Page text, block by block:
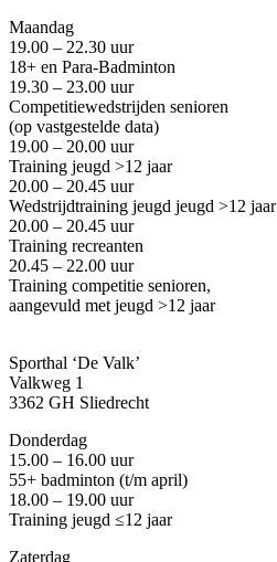
Maandag
19.00 – 22.30 uur
18+ en Para-Badminton
19.30 – 23.00 uur
Competitiewedstrijden senioren
(op vastgestelde data)
19.00 – 20.00 uur
Training jeugd >12 jaar
20.00 – 20.45 uur
Wedstrijdtraining jeugd jeugd >12 jaar
20.00 – 20.45 uur
Training recreanten
20.45 – 22.00 uur
Training competitie senioren,
aangevuld met jeugd >12 jaar
Sporthal ‘De Valk’
Valkweg 1
3362 GH Sliedrecht
Donderdag
15.00 – 16.00 uur
55+ badminton (t/m april)
18.00 – 19.00 uur
Training jeugd ≤12 jaar
Zaterdag